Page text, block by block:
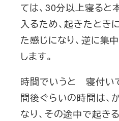
ては、30分以上寝ると
入るため、起きたとき
た感じになり、逆に集
します。
時間でいうと 寝付い
間後ぐらいの時間は、
なり、その途中で起き